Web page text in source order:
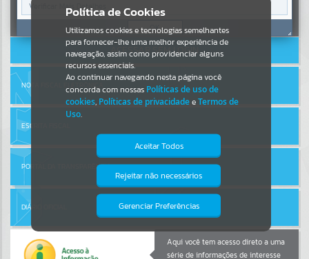
Por favor, aguarde...
SERVIÇOS
Por favor, aguarde...
PÁGINAS
ACESSAR SEM LOGIN
NOTA FISCAL ELETRÔNICA
ESCRITA FISCAL
PORTAL DA TRANSPARÊNCIA
DIÁRIO OFICIAL
Aqui você tem acesso direto a uma
série de informações de interesse
Política de Cookies
Utilizamos cookies e tecnologias semelhantes
para fornecer-lhe uma melhor experiência de
navegação, assim como providenciar alguns
recursos essenciais.
Ao continuar navegando nesta página você
concorda com nossas Políticas de uso de
cookies, Políticas de privacidadeeTermos de
Uso.
Aceitar Todos
Rejeitar não necessários
Gerenciar Preferências
Isto significa que diversos recursos
providenciados poderão não estar
Verificar Mais Detalhes
OK